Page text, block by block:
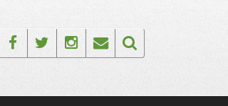
FacebookTwitterInstagram
Email